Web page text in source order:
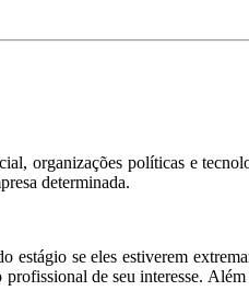
organizações políticas e
determinada.
se eles estiverem
de seu interesse.